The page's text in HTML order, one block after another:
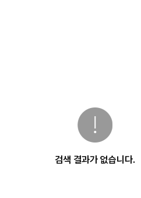
검색 결과가 없습니다.